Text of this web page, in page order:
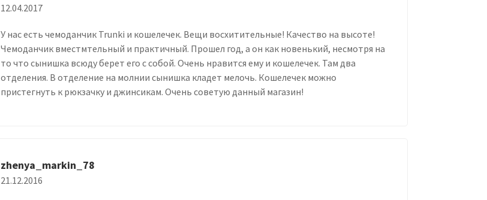
12.04.2017
У нас есть чемоданчик Trunki и кошелечек. Вещи восхитительные! Качество на высоте!
Чемоданчик вместмтельный и практичный. Прошел год, а он как новенький, несмотря на
то что сынишка всюду берет его с собой. Очень нравится ему и кошелечек. Там два
отделения. В отделение на молнии сынишка кладет мелочь. Кошелечек можно
пристегнуть к рюкзачку и джинсикам. Очень советую данный магазин!
zhenya_markin_78
21.12.2016